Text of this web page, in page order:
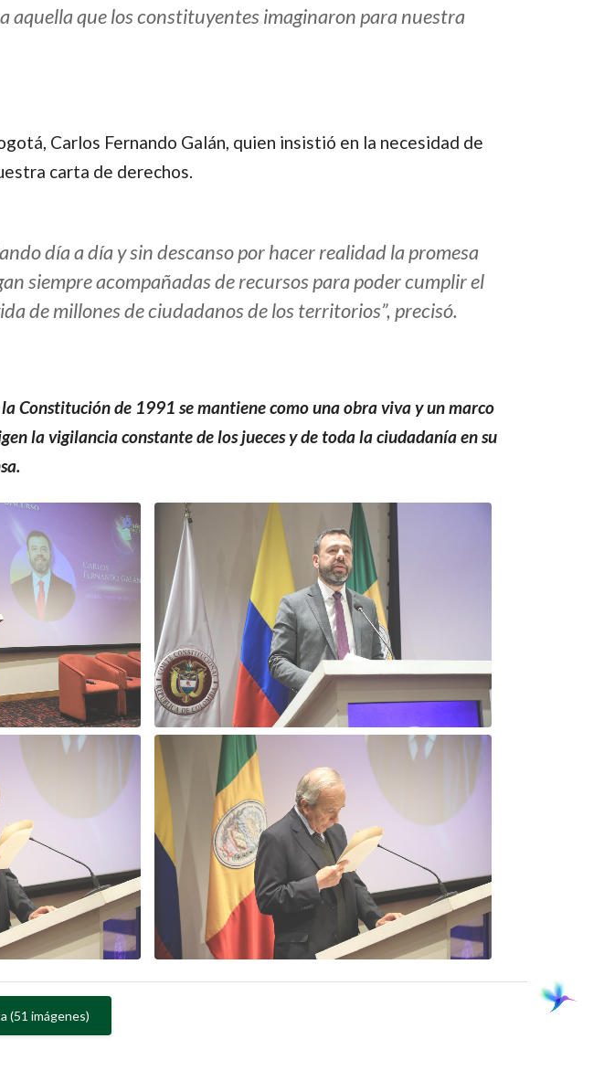
aquella que los constituyentes imaginaron para nuestra
Carlos Fernando Galán, quien insistió en la necesidad de
carta de derechos.
día a día y sin descanso por hacer realidad la promesa
siempre acompañadas de recursos para poder cumplir el
de millones de ciudadanos de los territorios”, precisó.
Constitución de 1991 se mantiene como una obra viva y un marco
la vigilancia constante de los jueces y de toda la ciudadanía en su
(51 imágenes)